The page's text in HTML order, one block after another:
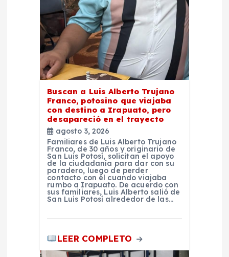
Buscan a Luis Alberto Trujano
Franco, potosino que viajaba
con destino a Irapuato, pero
desapareció en el trayecto
agosto 3, 2026
Familiares de Luis Alberto Trujano
Franco, de 30 años y originario de
San Luis Potosí, solicitan el apoyo
de la ciudadanía para dar con su
paradero, luego de perder
contacto con él cuando viajaba
rumbo a Irapuato. De acuerdo con
sus familiares, Luis Alberto salió de
San Luis Potosí alrededor de las…
LEER COMPLETO